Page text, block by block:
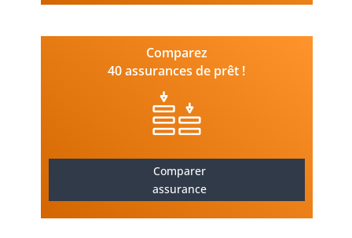
Comparez
40 assurances de prêt !
Comparer
assurance